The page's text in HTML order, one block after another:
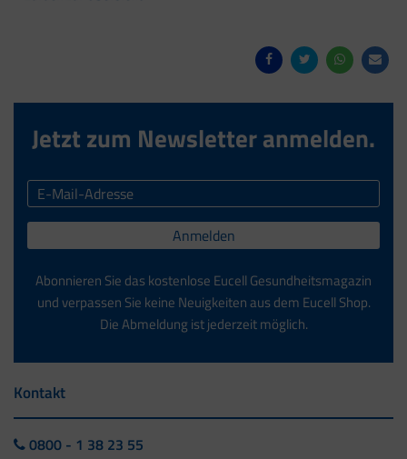
Jetzt zum Newsletter anmelden.
Anmelden
Abonnieren Sie das kostenlose Eucell Gesundheitsmagazin
und verpassen Sie keine Neuigkeiten aus dem Eucell Shop.
Die Abmeldung ist jederzeit möglich.
Kontakt
0800 - 1 38 23 55